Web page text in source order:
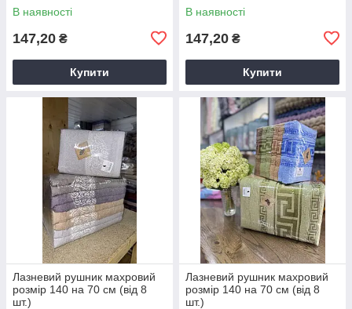
В наявності
147,20 ₴
Купити
В наявності
147,20 ₴
Купити
Лазневий рушник махровий
розмір 140 на 70 см (від 8
шт.)
Лазневий рушник махровий
розмір 140 на 70 см (від 8
шт.)